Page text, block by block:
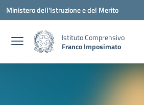
Vai ai contenuti
Vai al menu di navigazione
Vai al footer
Ministero dell'Istruzione e del Merito
Istituto Comprensivo
Franco Imposimato